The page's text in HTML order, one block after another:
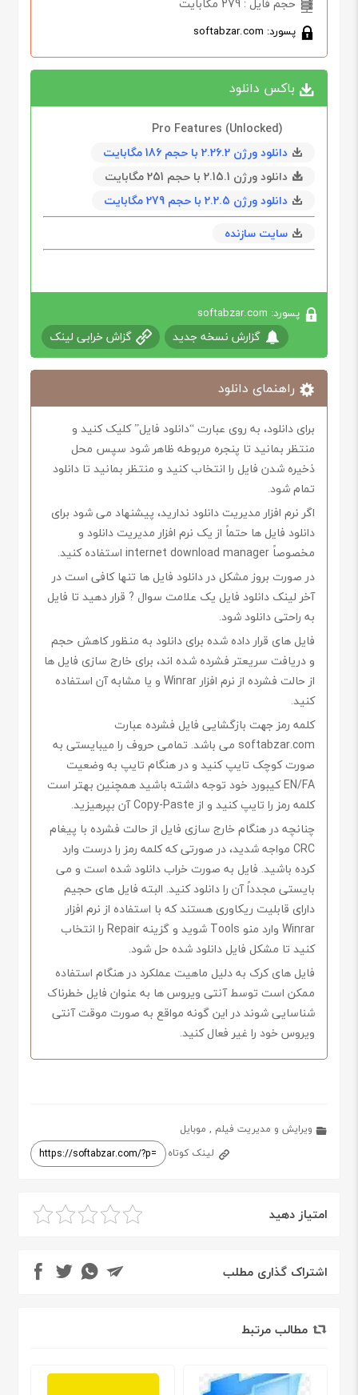
پسورد: softabzar.com
باکس دانلود
Pro Features (Unlocked)
دانلود ورژن 2.26.2 با حجم 186 مگابايت
دانلود ورژن 2.15.1 با حجم 251 مگابايت
دانلود ورژن 2.2.5 با حجم 279 مگابايت
سایت سازنده
پسورد: softabzar.com
گزارش نسخه جدید گزاش خرابی لینک
راهنمای دانلود
برای دانلود، به روی عبارت “دانلود فایل” کلیک کنید و
منتظر بمانید تا پنجره مربوطه ظاهر شود سپس محل
ذخیره شدن فایل را انتخاب کنید و منتظر بمانید تا دانلود
تمام شود.
اگر نرم افزار مدیریت دانلود ندارید، پیشنهاد می شود برای
دانلود فایل ها حتماً از یک نرم افزار مدیریت دانلود و
مخصوصاً internet download manager استفاده کنید.
در صورت بروز مشکل در دانلود فایل ها تنها کافی است در
آخر لینک دانلود فایل یک علامت سوال ? قرار دهید تا فایل
به راحتی دانلود شود.
فایل های قرار داده شده برای دانلود به منظور کاهش حجم
و دریافت سریعتر فشرده شده اند، برای خارج سازی فایل ها
از حالت فشرده از نرم افزار Winrar و یا مشابه آن استفاده
کنید.
کلمه رمز جهت بازگشایی فایل فشرده عبارت
softabzar.com می باشد. تمامی حروف را میبایستی به
صورت کوچک تایپ کنید و در هنگام تایپ به وضعیت
EN/FA کیبورد خود توجه داشته باشید همچنین بهتر است
کلمه رمز را تایپ کنید و از Copy-Paste آن بپرهیزید.
چنانچه در هنگام خارج سازی فایل از حالت فشرده با پیغام
CRC مواجه شدید، در صورتی که کلمه رمز را درست وارد
کرده باشید. فایل به صورت خراب دانلود شده است و می
بایستی مجدداً آن را دانلود کنید. البته فایل های حجیم
دارای قابلیت ریکاوری هستند که با استفاده از نرم افزار
Winrar وارد منو Tools شوید و گزینه Repair را انتخاب
کنید تا مشکل فایل دانلود شده حل شود.
فایل های کرک به دلیل ماهیت عملکرد در هنگام استفاده
ممکن است توسط آنتی ویروس ها به عنوان فایل خطرناک
شناسایی شوند در این گونه مواقع به صورت موقت آنتی
ویروس خود را غیر فعال کنید.
ویرایش و مدیریت فیلم , موبایل
لینک کوتاه
امتیاز دهید
اشتراک گذاری مطلب
مطالب مرتبط